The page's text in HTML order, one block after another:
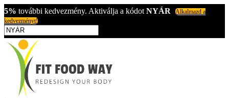
5% további kedvezmény. Aktiválja a kódot NYÁR
Alkalmazd a
kedvezményt!